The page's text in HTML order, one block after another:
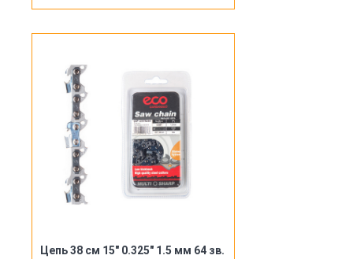
Цепь 38 см 15" 0.325" 1.5 мм 64 зв.